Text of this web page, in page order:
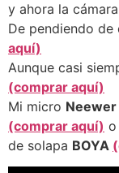
y ahora la
De pendiendo
aquí)
Aunque casi
(comprar aquí)
Mi micro
(comprar aquí)
de solapa BOYA